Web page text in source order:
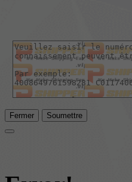
Fermer Soumettre